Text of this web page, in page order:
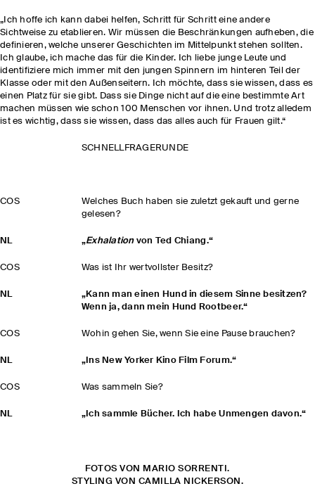
„Ich hoffe ich kann dabei helfen, Schritt für Schritt eine andere
Sichtweise zu etablieren. Wir müssen die Beschränkungen aufheben, die
definieren, welche unserer Geschichten im Mittelpunkt stehen sollten.
Ich glaube, ich mache das für die Kinder. Ich liebe junge Leute und
identifiziere mich immer mit den jungen Spinnern im hinteren Teil der
Klasse oder mit den Außenseitern. Ich möchte, dass sie wissen, dass es
einen Platz für sie gibt. Dass sie Dinge nicht auf die eine bestimmte Art
machen müssen wie schon 100 Menschen vor ihnen. Und trotz alledem
ist es wichtig, dass sie wissen, dass das alles auch für Frauen gilt.“
SCHNELLFRAGERUNDE
COS
Welches Buch haben sie zuletzt gekauft und gerne
gelesen?
NL „Exhalationvon Ted Chiang.“
COS Was ist Ihr wertvollster Besitz?
NL
„Kann man einen Hund in diesem Sinne besitzen?
Wenn ja, dann mein Hund Rootbeer.“
COS Wohin gehen Sie, wenn Sie eine Pause brauchen?
NL „Ins New Yorker Kino Film Forum.“
COS Was sammeln Sie?
NL „Ich sammle Bücher. Ich habe Unmengen davon.“
FOTOS VON MARIO SORRENTI.
STYLING VON CAMILLA NICKERSON.